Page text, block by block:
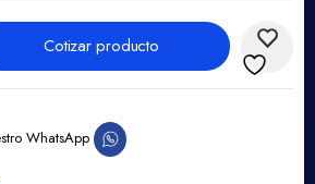
Cotizar producto
WhatsApp